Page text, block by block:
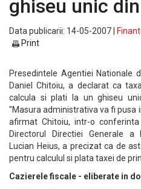
ghiseu unic
Data publicarii: 14-05-2007 |
Print
Presedintele Agentiei Nationale
Daniel Chitoiu, a declarat ca
calcula si plati la un ghiseu
"Masura administrativa va fi pusa
afirmat Chitoiu, intr-o
Directorul Directiei Generale a
Lucian Heius, a precizat ca de
pentru calculul si plata taxei de
Cazierele fiscale - eliberate in